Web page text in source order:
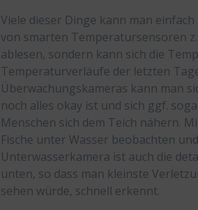
Viele dieser Dinge kann man
von smarten Temperatursensoren
ablesen, sondern kann sich die
Temperaturverläufe der letzten
Überwachungskameras kann man
noch alles okay ist und sich ggf.
Menschen sich dem Teich nähern.
Fische unter Wasser beobachten
Unterwasserkamera ist auch die
unten, so dass man kleinste
sehen würde, schnell erkennt.